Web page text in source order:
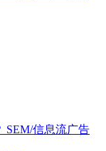
SEM/信息流广告